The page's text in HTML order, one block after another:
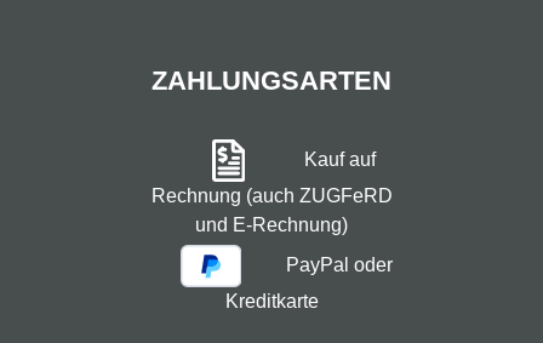
ZAHLUNGSARTEN
Kauf auf
Rechnung (auch ZUGFeRD
und E-Rechnung)
PayPal oder
Kreditkarte